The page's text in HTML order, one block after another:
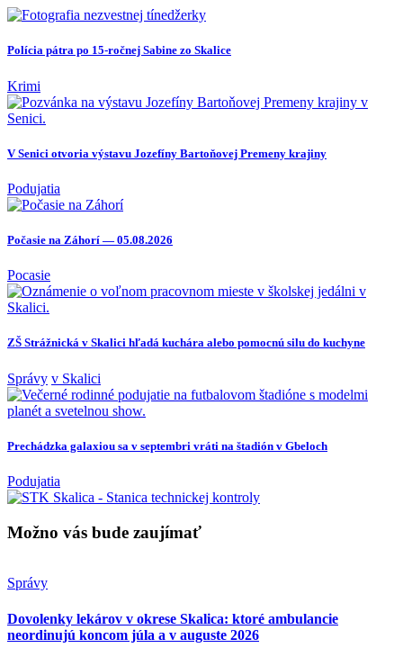
Polícia pátra po 15-ročnej Sabine zo Skalice
Krimi
V Senici otvoria výstavu Jozefíny Bartoňovej Premeny krajiny
Podujatia
Počasie na Záhorí — 05.08.2026
Pocasie
ZŠ Strážnická v Skalici hľadá kuchára alebo pomocnú silu do kuchyne
Správy v Skalici
Prechádzka galaxiou sa v septembri vráti na štadión v Gbeloch
Podujatia
Možno vás bude zaujímať
Správy
Dovolenky lekárov v okrese Skalica: ktoré ambulancie
neordinujú koncom júla a v auguste 2026